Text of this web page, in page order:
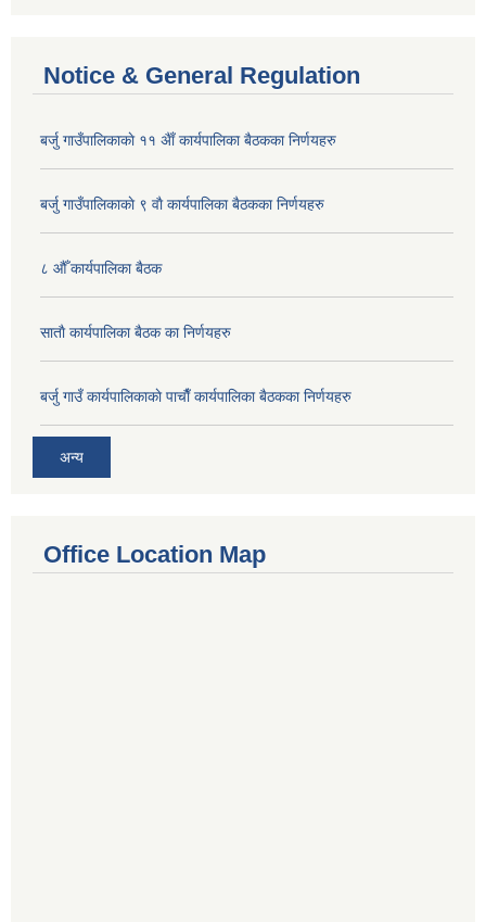
Notice & General Regulation
बर्जु गाउँपालिकाकाे ११ अैाँ कार्यपालिका बैठकका निर्णयहरु
बर्जु गाउँपालिकाकाे ९ वाै‌ कार्यपालिका बैठकका निर्णयहरु
८ औँ कार्यपालिका बैठक
साताै‌ कार्यपालिका बैठक का निर्णयहरु
बर्जु गाउँ कार्यपालिकाकाे पाचाै‌ँ कार्यपालिका बैठकका निर्णयहरु
अन्य
Office Location Map